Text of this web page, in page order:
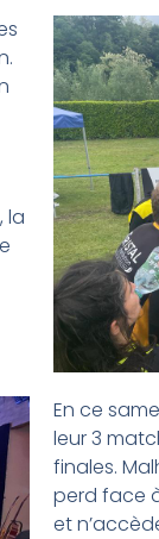
la
En ce
leur 3
finales.
perd face
et